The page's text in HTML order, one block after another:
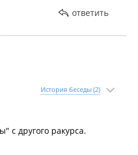
ответить
История беседы (2)
с другого ракурса.